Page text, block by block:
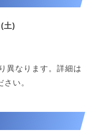
土)
異なります。詳細は
い。